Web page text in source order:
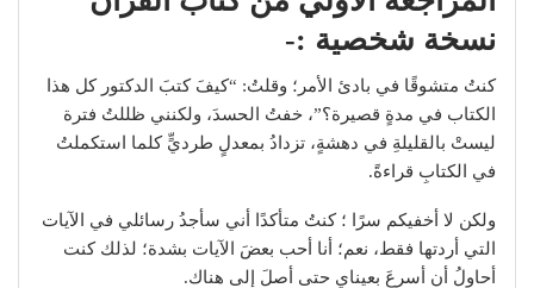
نسخة شخصية :-
كنتُ متشوقًا في بادئ الأمر؛ وقلتُ: “كيفَ كتبَ الدكتور كل هذا
الكتاب في مدةٍ قصيرة؟”، خفتُ الحسدَ، ولكنني ظللتُ فترة
ليستْ بالقليلةِ في دهشةٍ، تزدادُ بمعدلٍ طرديٍّ كلما استكملتُ
في الكتابِ قراءةً.
ولكن لا أخفيكم سرًا ؛ كنتُ متأكدًا أني سأجدُ رسائلي في الآيات
التي أردتها فقط، نعم؛ أنا أحب بعضَ الآيات بشدة؛ لذلك كنت
أحاولُ أن أسرعَ بعيناي حتى أصلَ إلى هناك.